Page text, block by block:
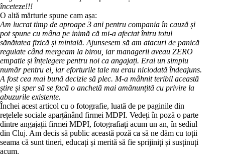
înceteze!!!
O altă mărturie spune cam așa:
Am lucrat timp de aproape 3 ani pentru compania în cauză și
pot spune cu mâna pe inimă că mi-a afectat întru totul
sănătatea fizică și mintală. Ajunsesem să am atacuri de panică
regulate când mergeam la birou, iar managerii aveau ZERO
empatie și înțelegere pentru noi ca angajați. Erai un simplu
număr pentru ei, iar eforturile tale nu erau niciodată îndeajuns.
A fost cea mai bună decizie să plec. M-a mâhnit teribil această
știre și sper să se facă o anchetă mai amănunțită cu privire la
abuzurile existente.
Închei acest articol cu o fotografie, luată de pe paginile din
rețelele sociale aparțânând firmei MDPI. Vedeți în poză o parte
dintre angajații firmei MDPI, fotografiați acum un an, în sediul
din Cluj. Am decis să public această poză ca să ne dăm cu toții
seama că sunt tineri, educați și merită să fie sprijiniți și susținuți
acum.